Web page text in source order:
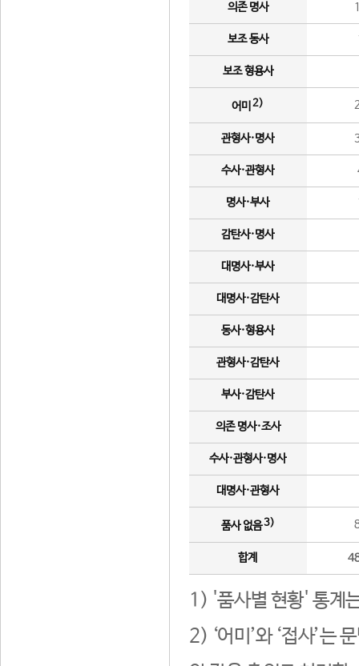
의존 명사
보조 동사
보조 형용사
어미 2)
관형사·명사
수사·관형사
명사·부사
감탄사·명사
대명사·부사
대명사·감탄사
동사·형용사
관형사·감탄사
부사·감탄사
의존 명사·조사
수사·관형사·명사
대명사·관형사
품사 없음3)
합계
1) '품사별 현황' 통계
2) ‘어미’와 ‘접사’는